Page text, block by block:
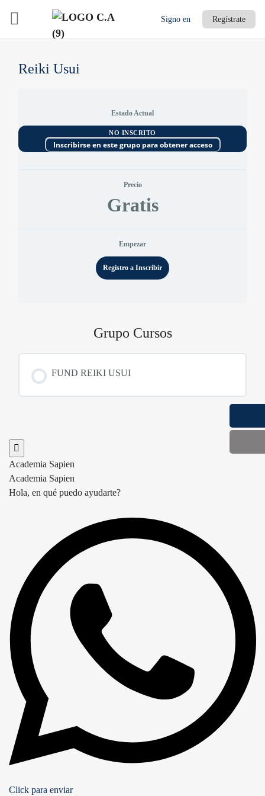
Signo en Regístrate
Reiki Usui
Estado Actual
NO INSCRITO
Inscribirse en este grupo para obtener acceso
Precio
Gratis
Empezar
Registro a Inscribir
Grupo Cursos
FUND REIKI USUI
Academia Sapien
Academia Sapien
Hola, en qué puedo ayudarte?
Click para enviar